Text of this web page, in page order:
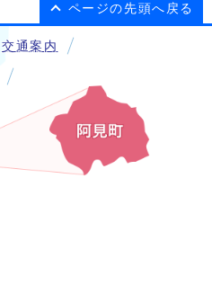
ページの先頭へ戻る
交通案内